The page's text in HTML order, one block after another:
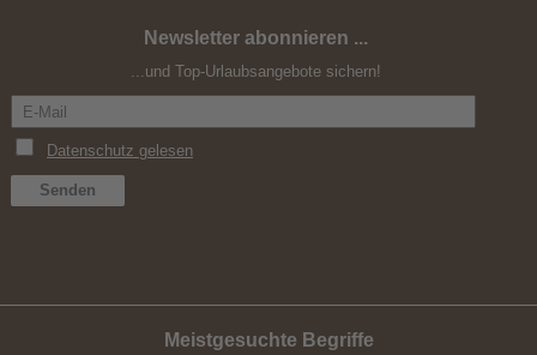
Newsletter abonnieren ...
...und Top-Urlaubsangebote sichern!
Meistgesuchte Begriffe